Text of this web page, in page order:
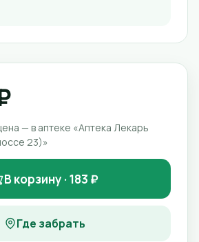
— в аптеке «Аптека Лекарь
23)»
В корзину · 183 ₽
Где забрать